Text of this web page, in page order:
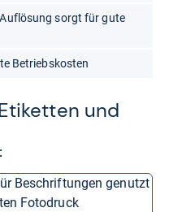
und
Beschriftungen genutzt
Fotodruck
sorgt für gute
Betriebskosten